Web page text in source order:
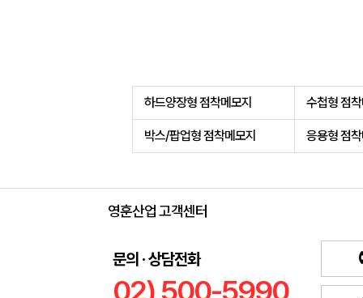
하드양장형 점착메모지 수첩형 점
박스/팝업형 점착메모지 응용형 점
영훈산업 고객센터
문의 · 상담전화